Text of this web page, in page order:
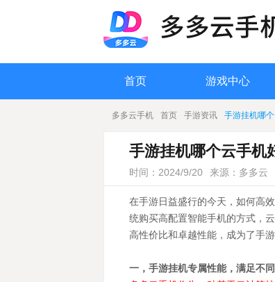
首页 游戏中心
多多云手机 首页 手游资讯 手游挂机哪
手游挂机哪个云手机
时间：2024/9/20 来源：多多云
在手游日益盛行的今天，如何高
统购买高配置智能手机的方式，
高性价比和卓越性能，成为了手
一，手游挂机专属性能，满足不